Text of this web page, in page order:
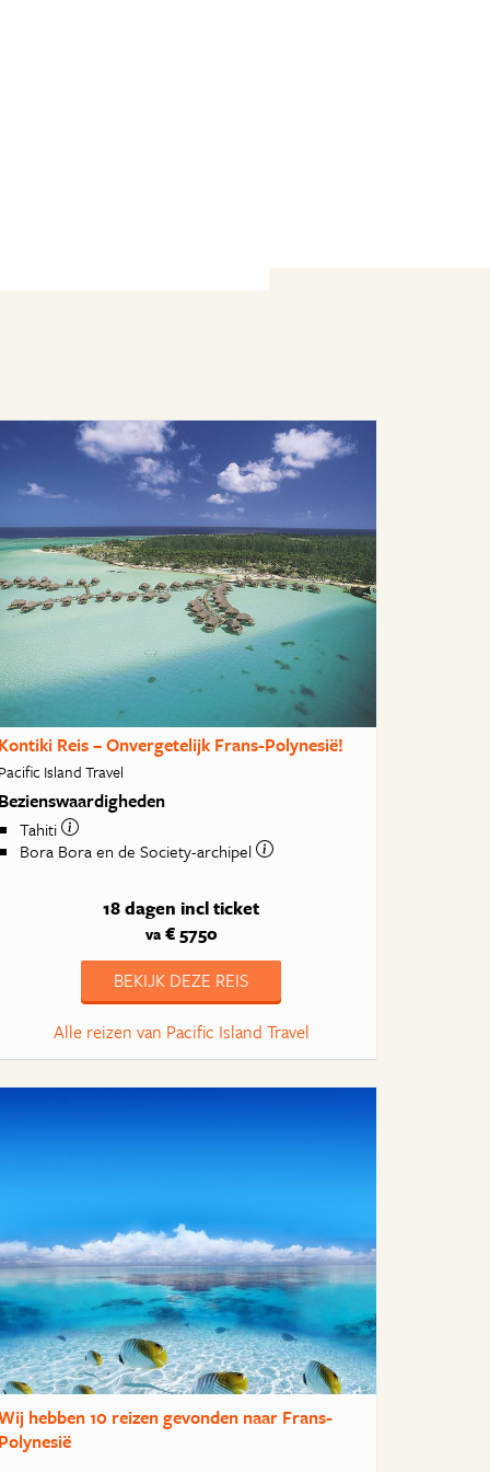
Kontiki Reis – Onvergetelijk Frans-Polynesië!
Pacific Island Travel
Bezienswaardigheden
Tahiti
Bora Bora en de Society-archipel
18 dagen incl ticket
va€ 5750
BEKIJK DEZE REIS
Alle reizen van Pacific Island Travel
hebben10 reizengevonden naar Frans-
Polynesië